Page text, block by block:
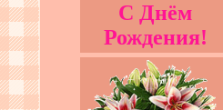
С Днём
Рождения!